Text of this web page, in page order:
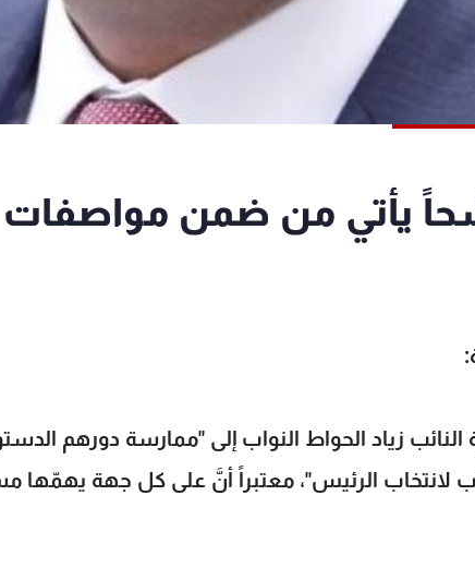
يأتي من ضمن مواصفات
زياد الحواط النواب إلى "ممارسة دورهم
لانتخاب الرئيس"، معتبراً أنَّ على كل جهة يهمّها